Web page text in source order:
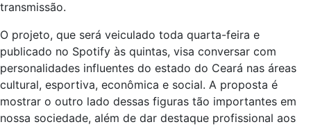
transmissão.
O projeto, que será veiculado toda quarta-feira e
publicado no Spotify às quintas, visa conversar com
personalidades influentes do estado do Ceará nas áreas
cultural, esportiva, econômica e social. A proposta é
mostrar o outro lado dessas figuras tão importantes em
nossa sociedade, além de dar destaque profissional aos